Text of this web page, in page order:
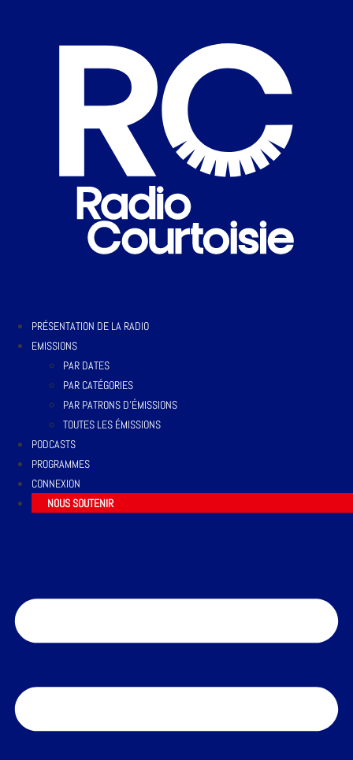
PRÉSENTATION DE LA RADIO
EMISSIONS
PAR DATES
PAR CATÉGORIES
PAR PATRONS D’ÉMISSIONS
TOUTES LES ÉMISSIONS
PODCASTS
PROGRAMMES
CONNEXION
NOUS SOUTENIR